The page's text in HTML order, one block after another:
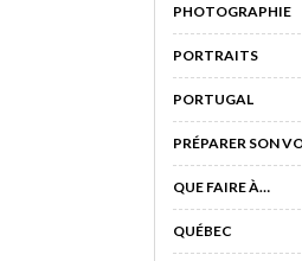
PHOTOGRAPHIE
PORTRAITS
PORTUGAL
PRÉPARER SON
QUE FAIRE À…
QUÉBEC